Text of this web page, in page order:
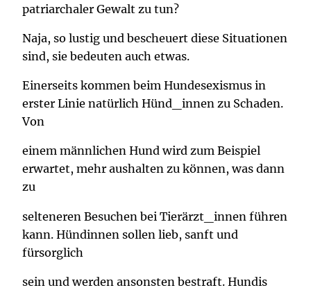
patriarchaler Gewalt zu tun?
Naja, so lustig und bescheuert diese Situationen
sind, sie bedeuten auch etwas.
Einerseits kommen beim Hundesexismus in
erster Linie natürlich Hünd_innen zu Schaden.
Von
einem männlichen Hund wird zum Beispiel
erwartet, mehr aushalten zu können, was dann
zu
selteneren Besuchen bei Tierärzt_innen führen
kann. Hündinnen sollen lieb, sanft und
fürsorglich
sein und werden ansonsten bestraft. Hundis